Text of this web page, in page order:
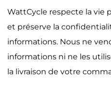
WattCycle respecte la vie
et préserve la
informations. Nous ne
informations ni ne les
la livraison de votre